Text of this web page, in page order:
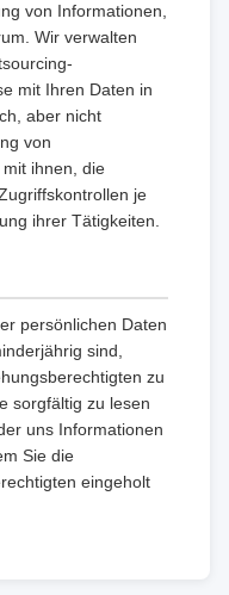
von Informationen,
Wir verwalten
mit Ihren Daten in
aber nicht
von
ihnen, die
je
ihrer Tätigkeiten.
persönlichen Daten
sind,
zu
sorgfältig zu lesen
uns Informationen
Sie die
eingeholt